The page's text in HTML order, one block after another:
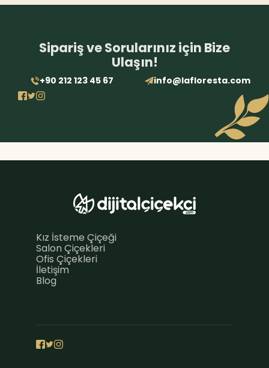
Sipariş ve Sorularınız için Bize
Ulaşın!
+90 212 123 45 67 info@lafloresta.com
Kız İsteme Çiçeği
Salon Çiçekleri
Ofis Çiçekleri
İletişim
Blog